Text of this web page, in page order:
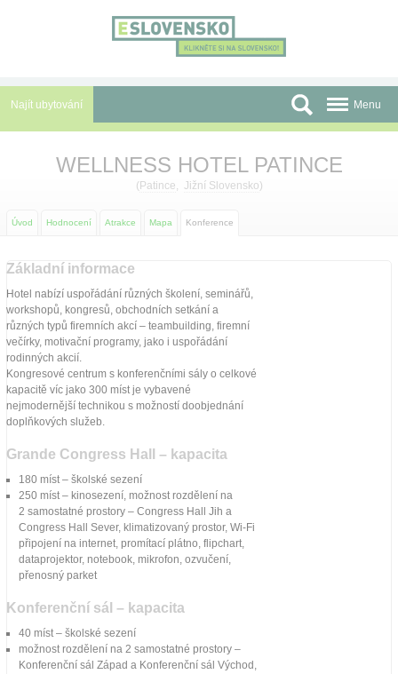
Najít ubytování
Autobusové zájezdy
Před cestou
Atrakce
O nás
Kontakt
Menu
WELLNESS HOTEL PATINCE
( Patince, Jižní Slovensko)
Úvod Hodnocení Atrakce Mapa Konference
Základní informace
Hotel nabízí uspořádání různých školení, seminářů,
workshopů, kongresů, obchodních setkání a
různých typů firemních akcí – teambuilding, firemní
večírky, motivační programy, jako i uspořádání
rodinných akcií.
Kongresové centrum s konferenčními sály o celkové
kapacitě víc jako 300 míst je vybavené
nejmodernější technikou s možností doobjednání
doplňkových služeb.
Grande Congress Hall – kapacita
180 míst – školské sezení
250 míst – kinosezení, možnost rozdělení na
2 samostatné prostory – Congress Hall Jih a
Congress Hall Sever, klimatizovaný prostor, Wi-Fi
připojení na internet, promítací plátno, flipchart,
dataprojektor, notebook, mikrofon, ozvučení,
přenosný parket
Konferenční sál – kapacita
40 míst – školské sezení
možnost rozdělení na 2 samostatné prostory –
Konferenční sál Západ a Konferenční sál Východ,